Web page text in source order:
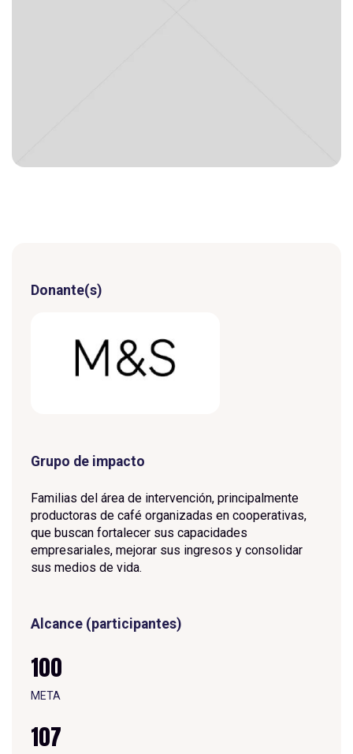
Donante(s)
Grupo de impacto
Familias del área de intervención, principalmente
productoras de café organizadas en cooperativas,
que buscan fortalecer sus capacidades
empresariales, mejorar sus ingresos y consolidar
sus medios de vida.
Alcance (participantes)
100
META
107